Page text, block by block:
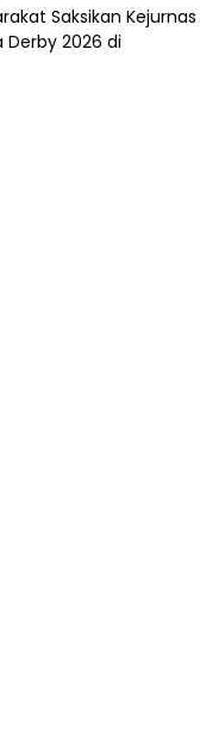
Saksikan Kejurnas
Derby 2026 di